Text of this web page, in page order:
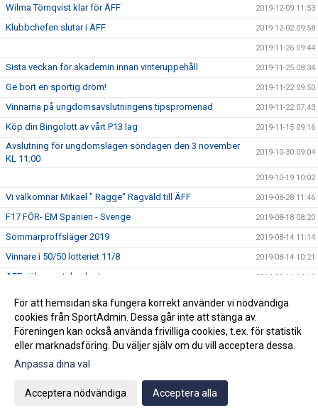
Wilma Törnqvist klar för ÄFF 2019-12-09 11:53
Klubbchefen slutar i ÄFF 2019-12-02 09:58
2019-11-26 09:44
Sista veckan för akademin innan vinteruppehåll 2019-11-25 08:34
Ge bort en sportig dröm! 2019-11-22 09:50
Vinnarna på ungdomsavslutningens tipspromenad 2019-11-22 07:43
Köp din Bingolott av vårt P13 lag 2019-11-15 09:16
Avslutning för ungdomslagen söndagen den 3 november
KL 11:00
2019-10-30 09:04
2019-10-19 10:02
Vi välkomnar Mikael " Ragge" Ragvald till ÄFF 2019-08-28 11:46
F17 FÖR- EM Spanien - Sverige 2019-08-18 08:20
Sommarproffsläger 2019 2019-08-14 11:14
Vinnare i 50/50 lotteriet 11/8 2019-08-14 10:21
ÄFF söker matchsekreterare 2019-08-14 10:18
Angående gårdagens match i P19-Allsvenskan 2019-08-11 11:42
Kalle är på semester
Klubbchefen Helena Wennerström presenterar sig 2019-08-07 08:52
Flera lag drar igång igen
För att hemsidan ska fungera korrekt använder vi nödvändiga
cookies från SportAdmin. Dessa går inte att stänga av.
Föreningen kan också använda frivilliga cookies, t.ex. för statistik
eller marknadsföring. Du väljer själv om du vill acceptera dessa.
Anpassa dina val
Acceptera nödvändiga Acceptera alla